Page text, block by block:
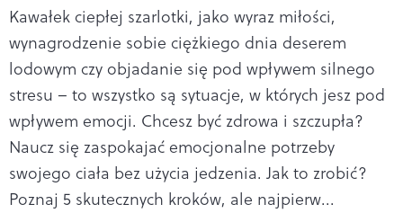
Kawałek ciepłej szarlotki, jako wyraz miłości,
wynagrodzenie sobie ciężkiego dnia deserem
lodowym czy objadanie się pod wpływem silnego
stresu – to wszystko są sytuacje, w których jesz pod
wpływem emocji. Chcesz być zdrowa i szczupła?
Naucz się zaspokajać emocjonalne potrzeby
swojego ciała bez użycia jedzenia. Jak to zrobić?
Poznaj 5 skutecznych kroków, ale najpierw...